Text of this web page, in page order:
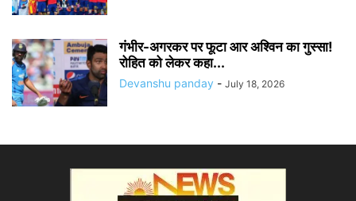
गंभीर-अगरकर पर फूटा आर अश्विन का गुस्सा!
रोहित को लेकर कहा...
Devanshu panday - July 18, 2026